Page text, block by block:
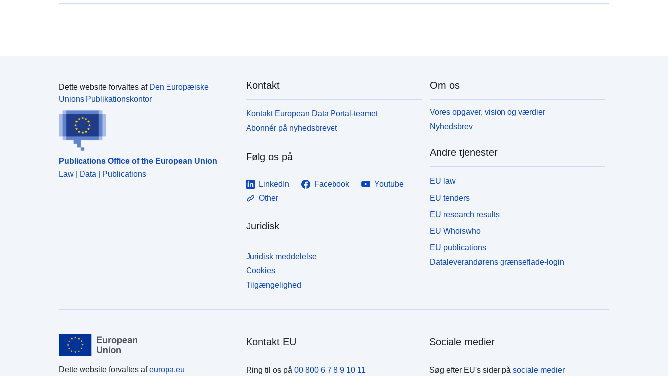
Dette website forvaltes af Den Europæiske
Unions Publikationskontor
Publications Office of the European Union
Law | Data | Publications
Kontakt
Kontakt European Data Portal-teamet
Abonnér på nyhedsbrevet
Følg os på
LinkedIn Facebook
Youtube
Other
Juridisk
Juridisk meddelelse
Cookies
Tilgængelighed
Om os
Vores opgaver, vision og værdier
Nyhedsbrev
Andre tjenester
EU law
EU tenders
EU research results
EU Whoiswho
EU publications
Dataleverandørens grænseflade-login
Dette website forvaltes afeuropa.eu
Kontakt EU
Ring til os på 00 800 6 7 8 9 10 11
Sociale medier
Søg efter EU's sider påsociale medier